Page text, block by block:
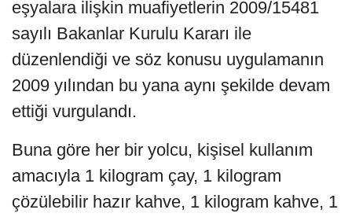
eşyalara ilişkin muafiyetlerin 2009/15481
sayılı Bakanlar Kurulu Kararı ile
düzenlendiği ve söz konusu uygulamanın
2009 yılından bu yana aynı şekilde devam
ettiği vurgulandı.
Buna göre her bir yolcu, kişisel kullanım
amacıyla 1 kilogram çay, 1 kilogram
çözülebilir hazır kahve, 1 kilogram kahve, 1